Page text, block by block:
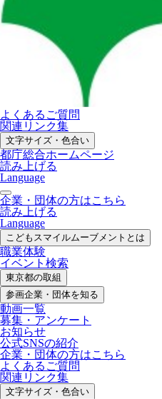
よくあるご質問
関連リンク集
文字サイズ・色合い
都庁総合ホームページ
読み上げる
Language
企業・団体の方はこちら
読み上げる
Language
こどもスマイルムーブメントとは
職業体験
イベント検索
東京都の取組
参画企業・ 団体を知る
動画一覧
募集・ アンケート
お知らせ
公式SNSの紹介
企業・団体の方はこちら
よくあるご質問
関連リンク集
文字サイズ・色合い